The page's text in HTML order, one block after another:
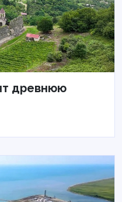
древнюю